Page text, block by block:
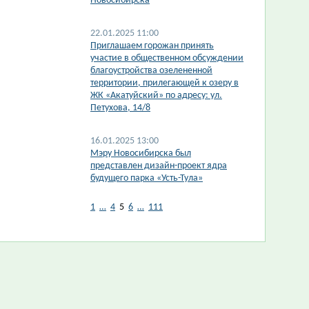
22.01.2025 11:00
Приглашаем горожан принять
участие в общественном обсуждении
благоустройства озелененной
территории, прилегающей к озеру в
ЖК «Акатуйский» по адресу: ул.
Петухова, 14/8
16.01.2025 13:00
Мэру Новосибирска был
представлен дизайн-проект ядра
будущего парка «Усть-Тула»
1 … 4 5 6 … 111